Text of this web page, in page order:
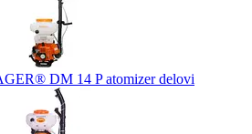
DM 14 P atomizer delovi